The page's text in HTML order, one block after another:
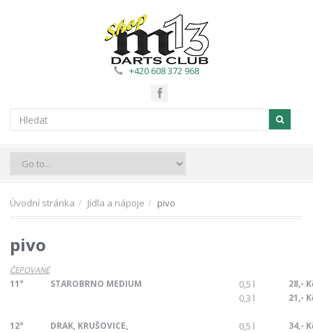
+420 608 372 968
Úvodní stránka Jídla a nápoje pivo
pivo
ČEPOVANÉ
11° STAROBRNO MEDIUM 0,5 l 28,-
0,3 l 21,-
12° DRAK, KRUŠOVICE, 0,5 l
34,-